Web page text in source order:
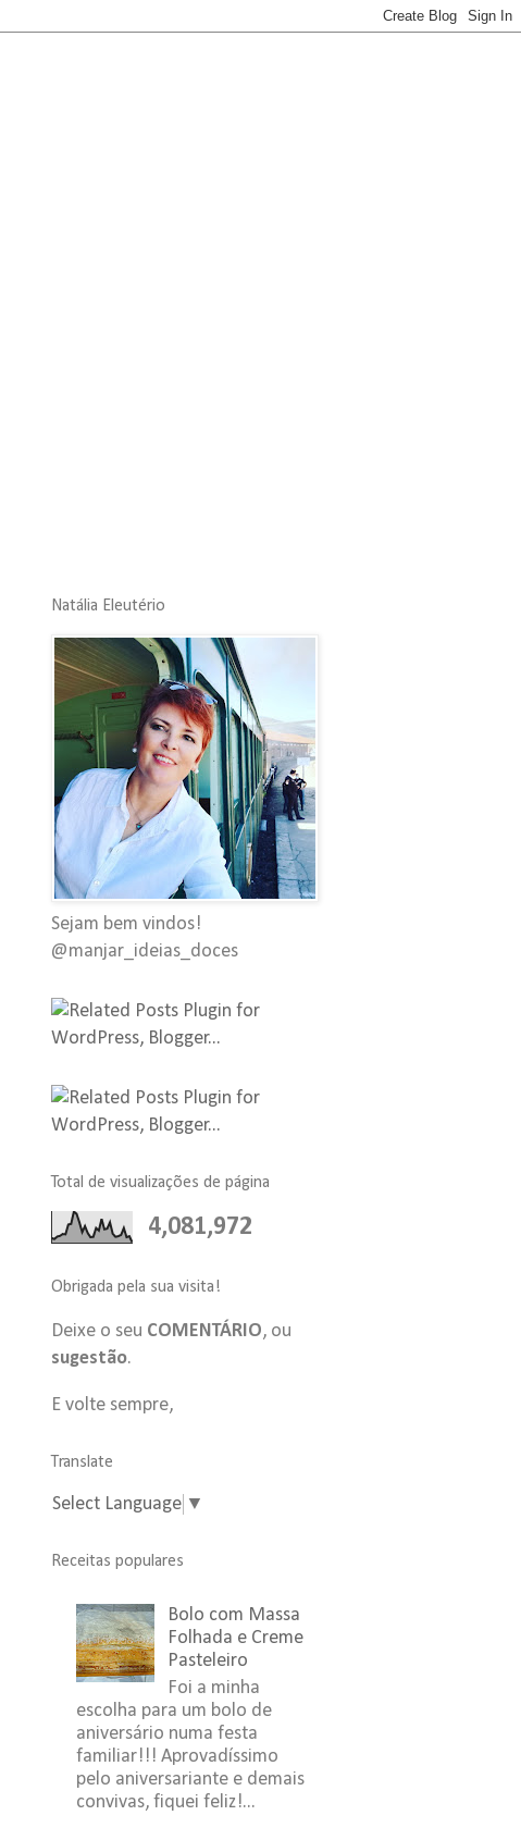
Natália Eleutério
Sejam bem vindos!
@manjar_ideias_doces
Total de visualizações de página
4,081,972
Obrigada pela sua visita!
Deixe o seu COMENTÁRIO, ou
sugestão.
E volte sempre,
Translate
Select Language ▼
Receitas populares
Bolo com Massa
Folhada e Creme
Pasteleiro
Foi a minha
escolha para um bolo de
aniversário numa festa
familiar!!! Aprovadíssimo
pelo aniversariante e demais
convivas, fiquei feliz!...